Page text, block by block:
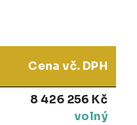
Cena vč. DPH
8 426 256 Kč
volný